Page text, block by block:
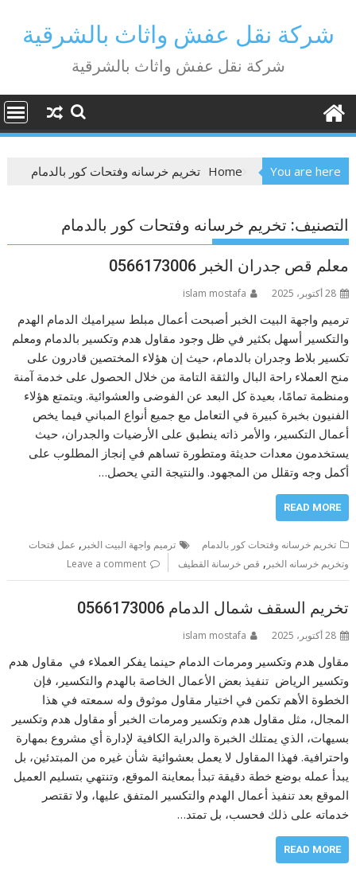
contentشركة نقل عفش واثاث بالشرقية
شركة نقل عفش واثاث بالشرقية
You are here
Home تخريم خرسانه وفتحات كور بالدمام
التصنيف: تخريم خرسانه وفتحات كور بالدمام
معلم قص جدران الخبر 0566173006
28 أكتوبر، 2025 islam mostafa
ترميم واجهة البيت الخبر أصبحت أعمال مبلط سيراميك الدمام الهدم
والتكسير أسهل بكثير في ظل وجود مقاول هدم وتكسير بالدمام ومعلم
تكسير بلاط وجدران بالدمام، حيث إن هؤلاء المختصين قادرون على
منح العملاء راحة البال والثقة التامة من خلال الحصول على خدمة آمنة
ومنظمة تمامًا، بعيدة كل البعد عن الفوضى والعشوائية. ويتمتع هؤلاء
الفنيون بخبرة كبيرة في التعامل مع جميع أنواع المباني فيما يخص
أعمال التكسير، والأمر ذاته ينطبق على الأرضيات والجدران، حيث
يستخدمون معدات حديثة ومتطورة تساهم في إنجاز المطلوب على
أكمل وجه وتقلل من المجهود. والنتيجة التي يحصل…
READ MORE
تخريم خرسانه وفتحات كور بالدمام ترميم واجهة البيت الخبر , عمل فتحات
وتخريم خرسانه الخبر , قص خرسانة القطيف Leave a comment
تخريم السقف شمال الدمام 0566173006
28 أكتوبر، 2025 islam mostafa
مقاول هدم وتكسير ومرمات الدمام حينما يفكر العملاء في مقاول هدم
وتكسير الرياض تنفيذ بعض الأعمال الخاصة بالهدم والتكسير، فإن
الخطوة الأهم تكمن في اختيار مقاول موثوق وله سمعته في هذا
المجال، مثل مقاول هدم وتكسير ومرمات الخبر أو مقاول هدم وتكسير
بسيهات، الذي يمتلك الخبرة والدراية الكافية لإدارة أي مشروع بمهارة
واحترافية. فهذا المقاول لا يعمل بعشوائية شأن غيره من المبتدئين، بل
يبدأ عمله بوضع خطة دقيقة تبدأ بمعاينة الموقع، وتنتهي بتسليم العميل
الموقع بعد تنفيذ أعمال الهدم والتكسير المتفق عليها، ولا تقتصر
خدماته على ذلك فحسب، بل تمتد…
READ MORE